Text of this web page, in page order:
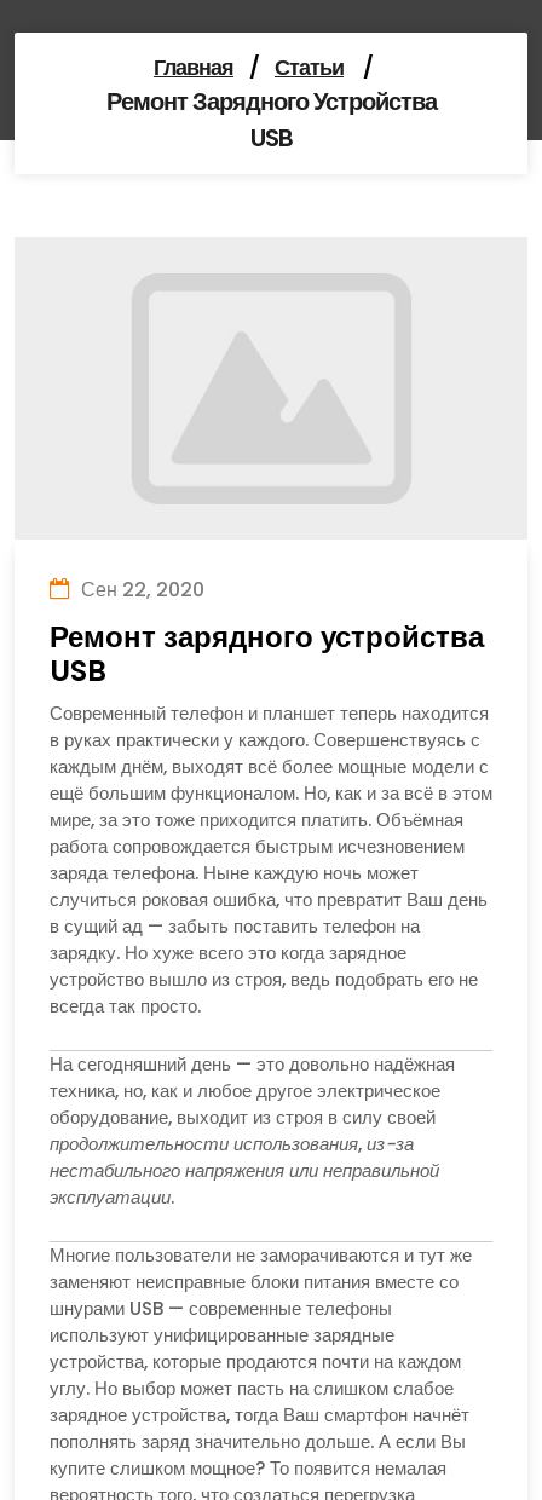
Главная / Статьи /
Ремонт Зарядного Устройства
USB
Сен 22, 2020
Ремонт зарядного устройства
USB
Современный телефон и планшет теперь находится
в руках практически у каждого. Совершенствуясь с
каждым днём, выходят всё более мощные модели с
ещё большим функционалом. Но, как и за всё в этом
мире, за это тоже приходится платить. Объёмная
работа сопровождается быстрым исчезновением
заряда телефона. Ныне каждую ночь может
случиться роковая ошибка, что превратит Ваш день
в сущий ад — забыть поставить телефон на
зарядку. Но хуже всего это когда зарядное
устройство вышло из строя, ведь подобрать его не
всегда так просто.
На сегодняшний день — это довольно надёжная
техника, но, как и любое другое электрическое
оборудование, выходит из строя в силу своей
продолжительности использования,из-за
нестабильного напряжения или неправильной
эксплуатации.
Многие пользователи не заморачиваются и тут же
заменяют неисправные блоки питания вместе со
шнурами USB — современные телефоны
используют унифицированные зарядные
устройства, которые продаются почти на каждом
углу. Но выбор может пасть на слишком слабое
зарядное устройства, тогда Ваш смартфон начнёт
пополнять заряд значительно дольше. А если Вы
купите слишком мощное? То появится немалая
вероятность того, что создаться перегрузка